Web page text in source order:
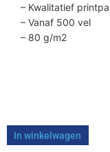
– Kwalitatief
– Vanaf 500 vel
– 80 g/m2
In winkelwagen